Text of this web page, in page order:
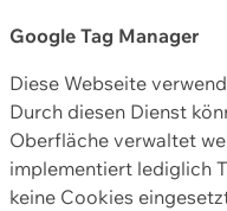
Google Tag Manager
Diese Webseite
Durch diesen Dienst
Oberfläche verwaltet
implementiert lediglich
keine Cookies